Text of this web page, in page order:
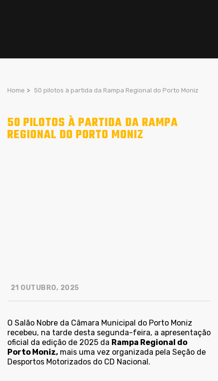
Home > 50 pilotos à partida da Rampa Regional do Porto Moniz
50 PILOTOS À PARTIDA DA RAMPA
REGIONAL DO PORTO MONIZ
21 OUTUBRO, 2025
O Salão Nobre da Câmara Municipal do Porto Moniz
recebeu, na tarde desta segunda-feira, a apresentação
oficial da edição de 2025 da Rampa Regional do
Porto Moniz, mais uma vez organizada pela Seção de
Desportos Motorizados do CD Nacional.